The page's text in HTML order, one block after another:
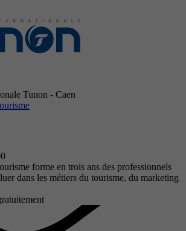
Tunon - Caen
forme en trois ans des professionnels
dans les métiers du tourisme, du marketing